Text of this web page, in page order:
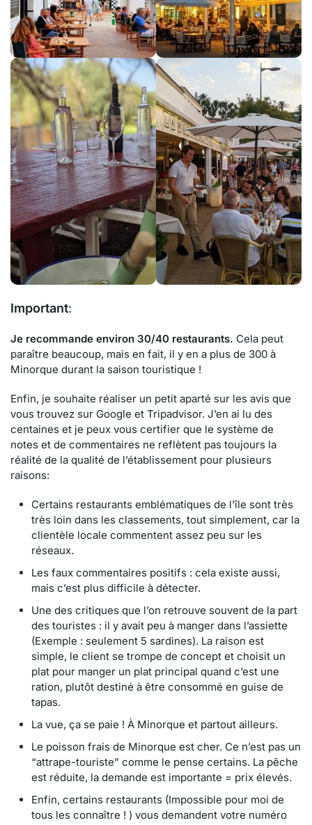
Important:
Je recommande environ 30/40 restaurants. Cela peut
paraître beaucoup, mais en fait, il y en a plus de 300 à
Minorque durant la saison touristique !
Enfin, je souhaite réaliser un petit aparté sur les avis que
vous trouvez sur Google et Tripadvisor. J’en ai lu des
centaines et je peux vous certifier que le système de
notes et de commentaires ne reflètent pas toujours la
réalité de la qualité de l’établissement pour plusieurs
raisons:
Certains restaurants emblématiques de l’île sont très
très loin dans les classements, tout simplement, car la
clientèle locale commentent assez peu sur les
réseaux.
Les faux commentaires positifs : cela existe aussi,
mais c’est plus difficile à détecter.
Une des critiques que l’on retrouve souvent de la part
des touristes : il y avait peu à manger dans l’assiette
(Exemple : seulement 5 sardines). La raison est
simple, le client se trompe de concept et choisit un
plat pour manger un plat principal quand c’est une
ration, plutôt destiné à être consommé en guise de
tapas.
La vue, ça se paie ! À Minorque et partout ailleurs.
Le poisson frais de Minorque est cher. Ce n’est pas un
“attrape-touriste” comme le pense certains. La pêche
est réduite, la demande est importante = prix élevés.
Enfin, certains restaurants (Impossible pour moi de
tous les connaître ! ) vous demandent votre numéro